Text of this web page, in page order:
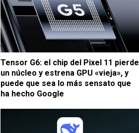
Tensor G6: el chip del Pixel 11 pierde
un núcleo y estrena GPU «vieja», y
puede que sea lo más sensato que
ha hecho Google